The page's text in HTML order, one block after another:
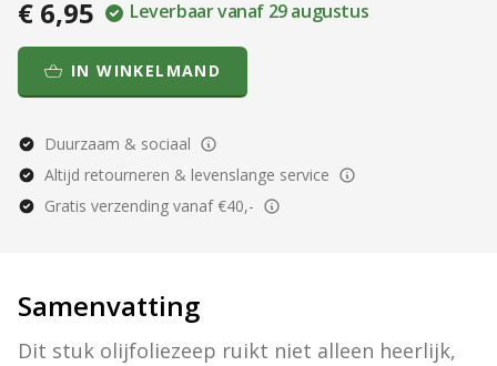
€ 6,95 Leverbaar vanaf 29 augustus
IN WINKELMAND
Duurzaam & sociaal
Altijd retourneren & levenslange service
Gratis verzending vanaf €40,-
Samenvatting
Dit stuk olijfoliezeep ruikt niet alleen heerlijk,